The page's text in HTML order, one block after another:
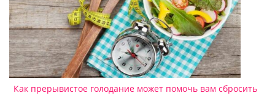
Как прерывистое голодание может помочь вам сбросить